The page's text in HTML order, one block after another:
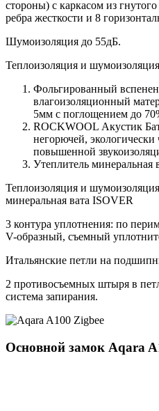
стороны) c каркасом из
ребра жесткости и 8
Шумоизоляция до 55дБ.
Теплоизоляция и
Фольгированный
влагоизоляционный
5мм с поглощением до
ROCKWOOL Акустик
негорючей,
повышенной
Утеплитель
Теплоизоляция и
минеральная вата ISOVER
3 контура уплотнения: по
V-образный, съемный
Итальянские петли на
2 противосъемных штыря в
система запирания.
Основной замок Aqara